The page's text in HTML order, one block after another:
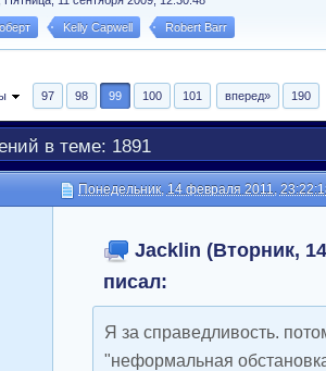
Kelly Capwell Robert Barr
97 98 99 100 101 вперед» 190
в теме: 1891
Понедельник, 14 февраля 2011,
Jacklin (Вторник,
писал:
Я за справедливость.
"неформальная